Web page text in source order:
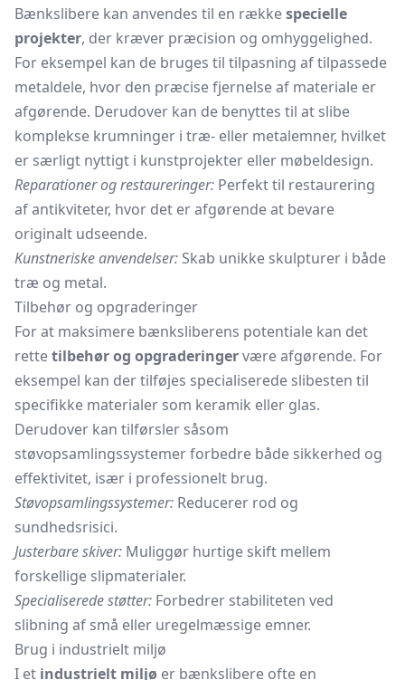
Bænkslibere kan anvendes til en rækkespecielle
projekter, der kræver præcision og omhyggelighed.
For eksempel kan de bruges til tilpasning af tilpassede
metaldele, hvor den præcise fjernelse af materiale er
afgørende. Derudover kan de benyttes til at slibe
komplekse krumninger i træ- eller metalemner, hvilket
er særligt nyttigt i kunstprojekter eller møbeldesign.
Reparationer og restaureringer: Perfekt til restaurering
af antikviteter, hvor det er afgørende at bevare
originalt udseende.
Kunstneriske anvendelser: Skab unikke skulpturer i både
træ og metal.
Tilbehør og opgraderinger
For at maksimere bænksliberens potentiale kan det
rettetilbehør og opgraderingervære afgørende. For
eksempel kan der tilføjes specialiserede slibesten til
specifikke materialer som keramik eller glas.
Derudover kan tilførsler såsom
støvopsamlingssystemer forbedre både sikkerhed og
effektivitet, især i professionelt brug.
Støvopsamlingssystemer: Reducerer rod og
sundhedsrisici.
Justerbare skiver: Muliggør hurtige skift mellem
forskellige slipmaterialer.
Specialiserede støtter: Forbedrer stabiliteten ved
slibning af små eller uregelmæssige emner.
Brug i industrielt miljø
I et industrielt miljø er bænkslibere ofte en